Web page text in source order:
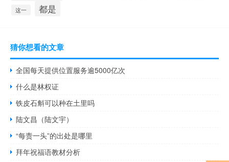
这一 都是
猜你想看的文章
全国每天提供位置服务逾5000亿次
什么是林权证
铁皮石斛可以种在土里吗
陆文昌（陆文宇）
“每责一头”的出处是哪里
拜年祝福语教材分析